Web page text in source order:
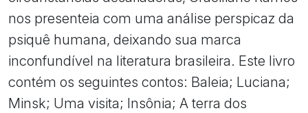
nos presenteia com uma análise perspicaz da
psiquê humana, deixando sua marca
inconfundível na literatura brasileira. Este livro
contém os seguintes contos: Baleia; Luciana;
Minsk; Uma visita; Insônia; A terra dos